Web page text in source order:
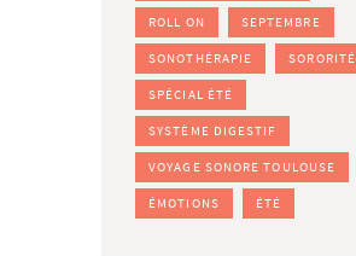
ROLL ON SEPTEMBRE
SONOTHÉRAPIE SORORITÉ
SPÉCIAL ÉTÉ
SYSTÈME DIGESTIF
VOYAGE SONORE TOULOUSE
ÉMOTIONS ÉTÉ